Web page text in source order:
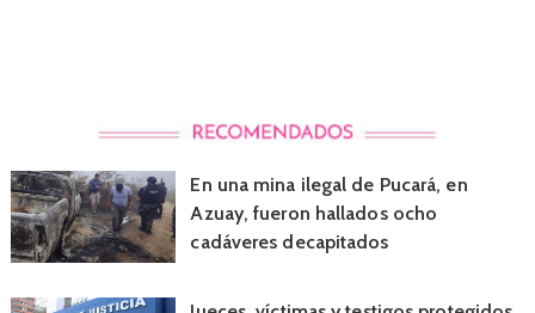
En una mina ilegal de Pucará, en
Azuay, fueron hallados ocho
cadáveres decapitados